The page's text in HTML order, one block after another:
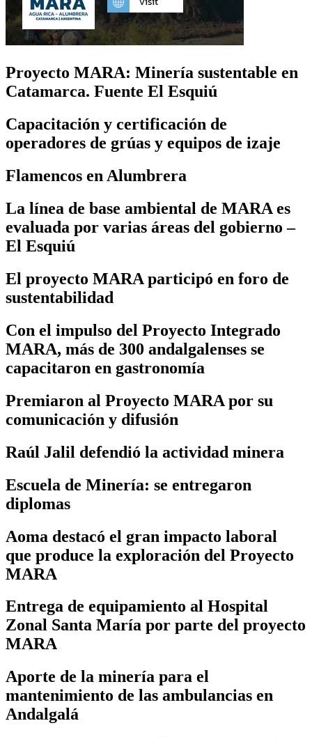
Proyecto MARA: Minería sustentable en
Catamarca. Fuente El Esquiú
Capacitación y certificación de
operadores de grúas y equipos de izaje
Flamencos en Alumbrera
La línea de base ambiental de MARA es
evaluada por varias áreas del gobierno –
El Esquiú
El proyecto MARA participó en foro de
sustentabilidad
Con el impulso del Proyecto Integrado
MARA, más de 300 andalgalenses se
capacitaron en gastronomía
Premiaron al Proyecto MARA por su
comunicación y difusión
Raúl Jalil defendió la actividad minera
Escuela de Minería: se entregaron
diplomas
Aoma destacó el gran impacto laboral
que produce la exploración del Proyecto
MARA
Entrega de equipamiento al Hospital
Zonal Santa María por parte del proyecto
MARA
Aporte de la minería para el
mantenimiento de las ambulancias en
Andalgalá